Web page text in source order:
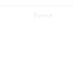
Extase